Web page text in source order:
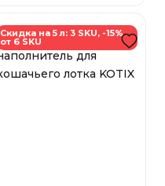
Скидка на 5 л: 3 SKU, -15%
от 6 SKU